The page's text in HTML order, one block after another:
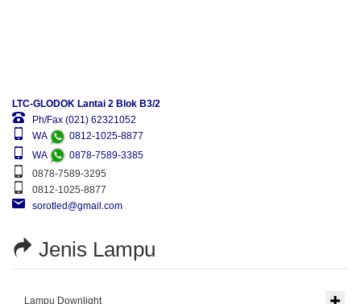
LTC-GLODOK Lantai 2 Blok B3/2
Ph/Fax (021) 62321052
WA
0812-1025-8877
WA
0878-7589-3385
0878-7589-3295
0812-1025-8877
sorotled@gmail.com
Jenis Lampu
Lampu Downlight